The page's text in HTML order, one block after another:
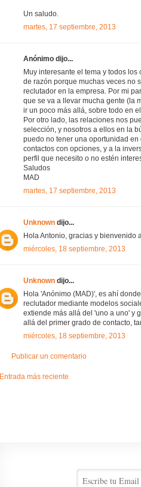
Un saludo.
martes, 17 septiembre, 2013
Anónimo dijo...
Muy interesante el tema y todos
de razón porque muchas veces no
reclutador en la empresa. Por mi
que se va a llevar mucha gente (la
ir un poco más allá, sobre todo en
Por otro lado, las relaciones nos
selección, y nosotros a ellos en la
puedo no tener una oportunidad
contactos con opciones, y a la
perfil que necesito o no estén
Saludos
MAD
martes, 17 septiembre, 2013
Unknown dijo...
Hola Antonio, gracias y bienvenido
miércoles, 18 septiembre, 2013
Unknown dijo...
Hola 'Anónimo (MAD)', es ahí
reclutador mediante modelos
extiende más allá del 'uno a uno' y
allá del primer grado de contacto,
miércoles, 18 septiembre, 2013
Publicar un comentario
Entrada más reciente